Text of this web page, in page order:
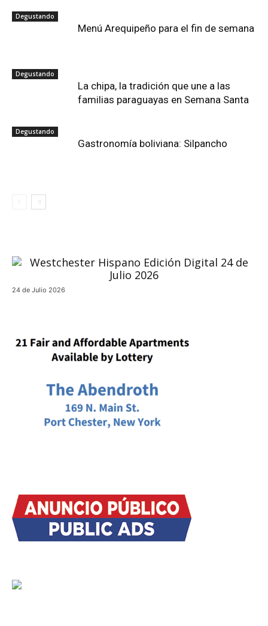
Degustando
Menú Arequipeño para el fin de semana
Degustando
La chipa, la tradición que une a las
familias paraguayas en Semana Santa
Degustando
Gastronomía boliviana: Silpancho
24 de Julio 2026